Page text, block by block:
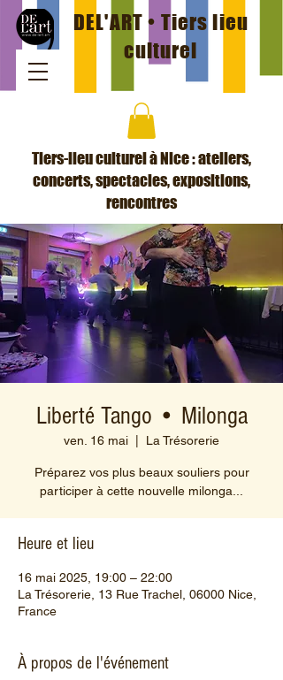
DEL'ART • Tiers lieu
culturel
Tiers-lieu culturel à Nice : ateliers,
concerts, spectacles, expositions,
rencontres
Liberté Tango • Milonga
ven. 16 mai La Trésorerie
Préparez vos plus beaux souliers pour
participer à cette nouvelle milonga...
Heure et lieu
16 mai 2025, 19:00 – 22:00
La Trésorerie, 13 Rue Trachel, 06000 Nice,
France
À propos de l'événement